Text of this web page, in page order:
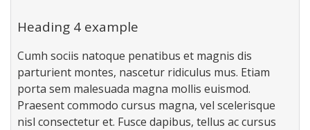
Heading 4 example
Cumh sociis natoque penatibus et magnis dis
parturient montes, nascetur ridiculus mus. Etiam
porta sem malesuada magna mollis euismod.
Praesent commodo cursus magna, vel scelerisque
nisl consectetur et. Fusce dapibus, tellus ac cursus